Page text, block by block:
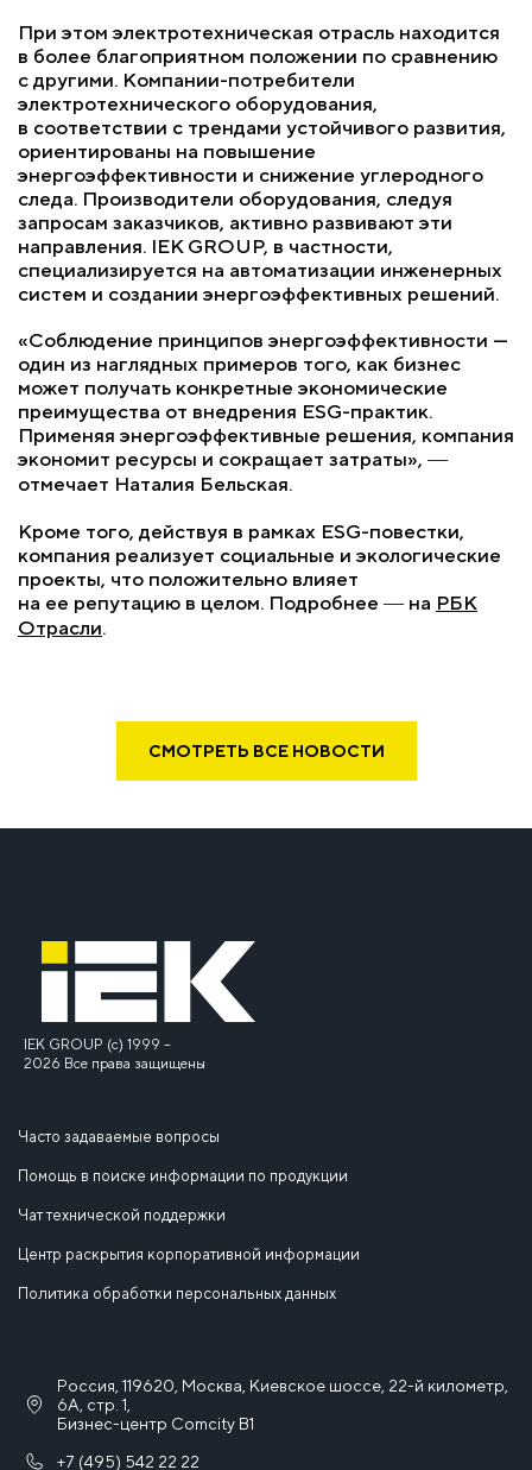
При этом электротехническая отрасль находится
в более благоприятном положении по сравнению
с другими. Компании-потребители
электротехнического оборудования,
в соответствии с трендами устойчивого развития,
ориентированы на повышение
энергоэффективности и снижение углеродного
следа. Производители оборудования, следуя
запросам заказчиков, активно развивают эти
направления. IEK GROUP, в частности,
специализируется на автоматизации инженерных
систем и создании энергоэффективных решений.
«Соблюдение принципов энергоэффективности —
один из наглядных примеров того, как бизнес
может получать конкретные экономические
преимущества от внедрения ESG-практик.
Применяя энергоэффективные решения, компания
экономит ресурсы и сокращает затраты», ―
отмечает Наталия Бельская.
Кроме того, действуя в рамках ESG-повестки,
компания реализует социальные и экологические
проекты, что положительно влияет
на ее репутацию в целом. Подробнее ― на РБК
Отрасли.
СМОТРЕТЬ ВСЕ НОВОСТИ
IEK GROUP (c) 1999 –
2026 Все права защищены
Часто задаваемые вопросы
Помощь в поиске информации по продукции
Чат технической поддержки
Центр раскрытия корпоративной информации
Политика обработки персональных данных
Россия, 119620, Москва, Киевское шоссе, 22-й километр,
6А, стр. 1,
Бизнес-центр Comcity B1
+7 (495) 542 22 22